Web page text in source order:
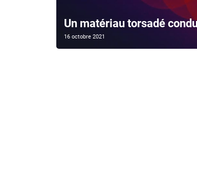
Un matériau torsadé
16 octobre 2021